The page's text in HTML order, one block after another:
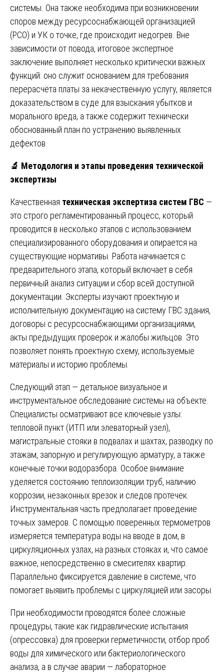
системы. Она также необходима при возникновении
споров между ресурсоснабжающей организацией
(РСО) и УК о точке, где происходит недогрев. Вне
зависимости от повода, итоговое экспертное
заключение выполняет несколько критически важных
функций: оно служит основанием для требования
перерасчёта платы за некачественную услугу, является
доказательством в суде для взыскания убытков и
морального вреда, а также содержит технически
обоснованный план по устранению выявленных
дефектов.
🔬 Методология и этапы проведения технической
экспертизы
Качественная техническая экспертиза систем ГВС —
это строго регламентированный процесс, который
проводится в несколько этапов с использованием
специализированного оборудования и опирается на
существующие нормативы. Работа начинается с
предварительного этапа, который включает в себя
первичный анализ ситуации и сбор всей доступной
документации. Эксперты изучают проектную и
исполнительную документацию на систему ГВС здания,
договоры с ресурсоснабжающими организациями,
акты предыдущих проверок и жалобы жильцов. Это
позволяет понять проектную схему, используемые
материалы и историю проблемы.
Следующий этап — детальное визуальное и
инструментальное обследование системы на объекте.
Специалисты осматривают все ключевые узлы:
тепловой пункт (ИТП или элеваторный узел),
магистральные стояки в подвалах и шахтах, разводку по
этажам, запорную и регулирующую арматуру, а также
конечные точки водоразбора. Особое внимание
уделяется состоянию теплоизоляции труб, наличию
коррозии, незаконных врезок и следов протечек.
Инструментальная часть предполагает проведение
точных замеров. С помощью поверенных термометров
измеряется температура воды на вводе в дом, в
циркуляционных узлах, на разных стояках и, что самое
важное, непосредственно в смесителях квартир.
Параллельно фиксируется давление в системе, что
помогает выявить проблемы с циркуляцией или засоры.
При необходимости проводятся более сложные
процедуры, такие как гидравлические испытания
(опрессовка) для проверки герметичности, отбор проб
воды для химического или бактериологического
анализа, а в случае аварии — лабораторное